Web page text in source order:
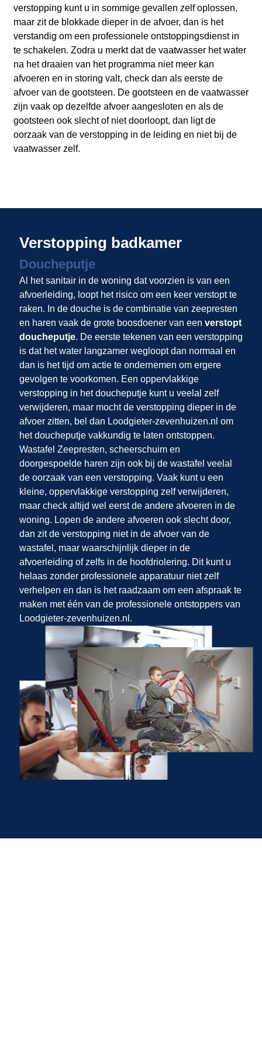
verstopping kunt u in sommige gevallen zelf oplossen,
maar zit de blokkade dieper in de afvoer, dan is het
verstandig om een professionele ontstoppingsdienst in
te schakelen. Zodra u merkt dat de vaatwasser het water
na het draaien van het programma niet meer kan
afvoeren en in storing valt, check dan als eerste de
afvoer van de gootsteen. De gootsteen en de vaatwasser
zijn vaak op dezelfde afvoer aangesloten en als de
gootsteen ook slecht of niet doorloopt, dan ligt de
oorzaak van de verstopping in de leiding en niet bij de
vaatwasser zelf.
Verstopping badkamer
Doucheputje
Al het sanitair in de woning dat voorzien is van een
afvoerleiding, loopt het risico om een keer verstopt te
raken. In de douche is de combinatie van zeepresten
en haren vaak de grote boosdoener van een verstopt
doucheputje. De eerste tekenen van een verstopping
is dat het water langzamer wegloopt dan normaal en
dan is het tijd om actie te ondernemen om ergere
gevolgen te voorkomen. Een oppervlakkige
verstopping in het doucheputje kunt u veelal zelf
verwijderen, maar mocht de verstopping dieper in de
afvoer zitten, bel dan Loodgieter-zevenhuizen.nl om
het doucheputje vakkundig te laten ontstoppen.
Wastafel Zeepresten, scheerschuim en
doorgespoelde haren zijn ook bij de wastafel veelal
de oorzaak van een verstopping. Vaak kunt u een
kleine, oppervlakkige verstopping zelf verwijderen,
maar check altijd wel eerst de andere afvoeren in de
woning. Lopen de andere afvoeren ook slecht door,
dan zit de verstopping niet in de afvoer van de
wastafel, maar waarschijnlijk dieper in de
afvoerleiding of zelfs in de hoofdriolering. Dit kunt u
helaas zonder professionele apparatuur niet zelf
verhelpen en dan is het raadzaam om een afspraak te
maken met één van de professionele ontstoppers van
Loodgieter-zevenhuizen.nl.